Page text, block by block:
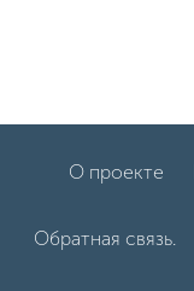
О проекте
Обратная связь.